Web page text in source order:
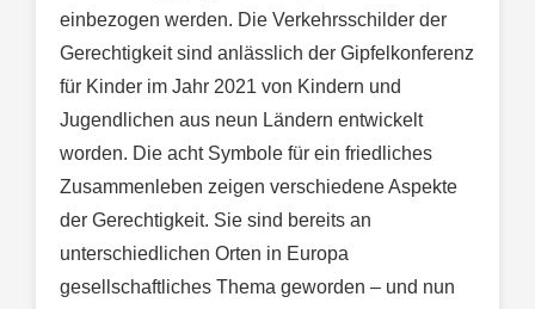
einbezogen werden. Die Verkehrsschilder der
Gerechtigkeit sind anlässlich der Gipfelkonferenz
für Kinder im Jahr 2021 von Kindern und
Jugendlichen aus neun Ländern entwickelt
worden. Die acht Symbole für ein friedliches
Zusammenleben zeigen verschiedene Aspekte
der Gerechtigkeit. Sie sind bereits an
unterschiedlichen Orten in Europa
gesellschaftliches Thema geworden – und nun